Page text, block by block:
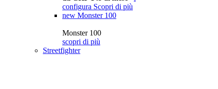
configura Scopri di più
new Monster 100
Monster 100
scopri di più
Streetfighter